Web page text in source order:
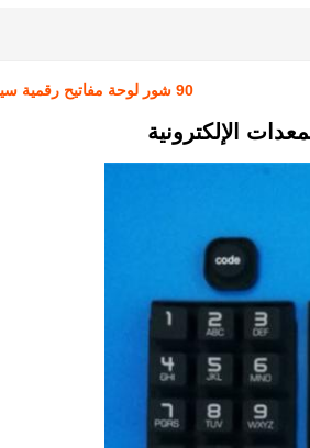
90 شور لوحة مفاتيح رقمية سيليكون للأجهزة الإلكترونية